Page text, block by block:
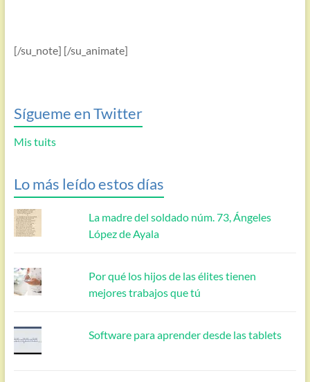
[/su_note] [/su_animate]
Sígueme en Twitter
Mis tuits
Lo más leído estos días
La madre del soldado núm. 73, Ángeles
López de Ayala
Por qué los hijos de las élites tienen
mejores trabajos que tú
Software para aprender desde las tablets